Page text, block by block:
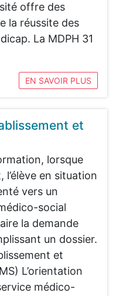
offre des
la réussite des
La MDPH 31
EN SAVOIR PLUS
et
lorsque
l’élève en situation
vers un
social
la demande
un dossier.
et
L’orientation
médico-